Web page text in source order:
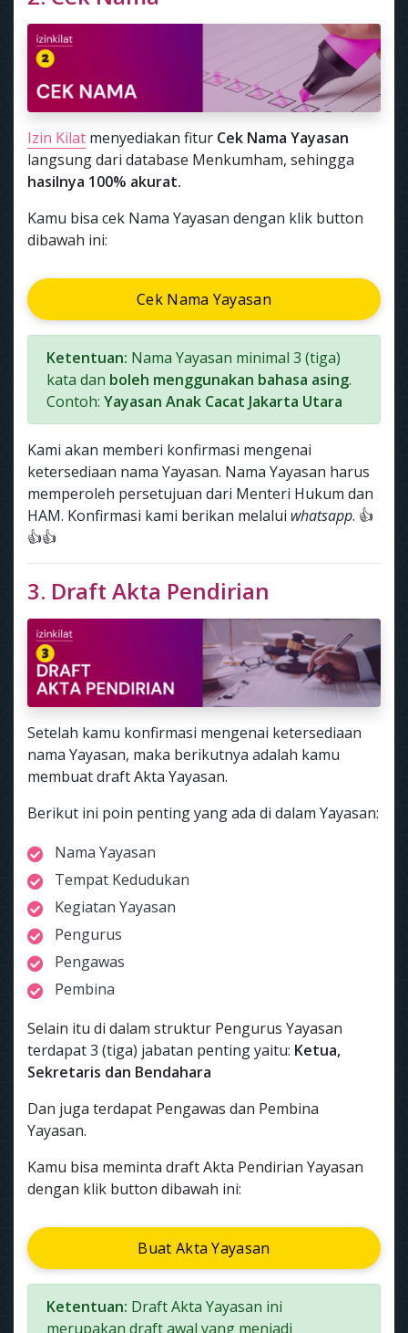
Izin Kilat menyediakan fitur Cek Nama Yayasan
langsung dari database Menkumham, sehingga
hasilnya 100% akurat.
Kamu bisa cek Nama Yayasan dengan klik button
dibawah ini:
Cek Nama Yayasan
Ketentuan: Nama Yayasan minimal 3 (tiga)
kata dan boleh menggunakan bahasa asing.
Contoh: Yayasan Anak Cacat Jakarta Utara
Kami akan memberi konfirmasi mengenai
ketersediaan nama Yayasan. Nama Yayasan harus
memperoleh persetujuan dari Menteri Hukum dan
HAM. Konfirmasi kami berikan melalui whatsapp. 👍
👍👍
3. Draft Akta Pendirian
Setelah kamu konfirmasi mengenai ketersediaan
nama Yayasan, maka berikutnya adalah kamu
membuat draft Akta Yayasan.
Berikut ini poin penting yang ada di dalam Yayasan:
Nama Yayasan
Tempat Kedudukan
Kegiatan Yayasan
Pengurus
Pengawas
Pembina
Selain itu di dalam struktur Pengurus Yayasan
terdapat 3 (tiga) jabatan penting yaitu: Ketua,
Sekretaris dan Bendahara
Dan juga terdapat Pengawas dan Pembina
Yayasan.
Kamu bisa meminta draft Akta Pendirian Yayasan
dengan klik button dibawah ini:
Buat Akta Yayasan
Ketentuan: Draft Akta Yayasan ini
merupakan draft awal yang menjadi